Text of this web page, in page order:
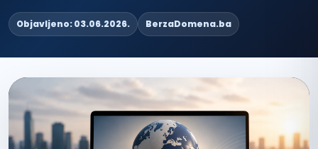
Objavljeno: 03.06.2026. BerzaDomena.ba